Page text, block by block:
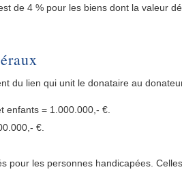
de 4 % pour les biens dont la valeur
du lien qui unit le donataire au
enfants = 1.000.000,- €.
€.
pour les personnes handicapées.